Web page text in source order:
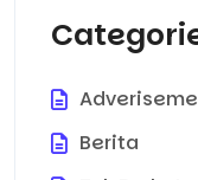
Berita